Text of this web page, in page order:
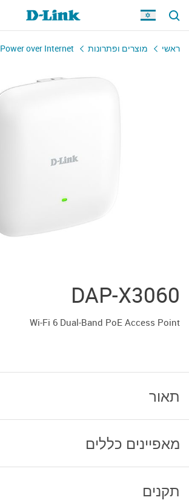
ראשי מוצרים ופתרונות Power over Internet
DAP-X3060
Wi-Fi 6 Dual-Band PoE Access Point
תאור
מאפיינים כללים
תקנים